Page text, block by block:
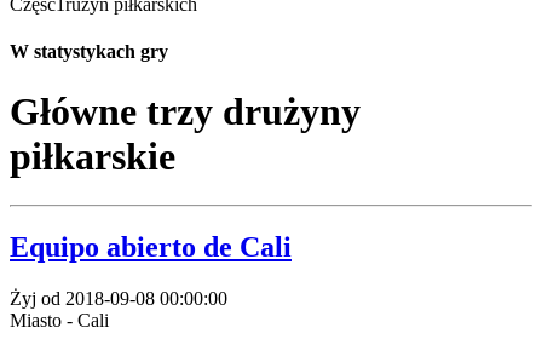
Część1rużyn piłkarskich
W statystykach gry
Główne trzy drużyny
piłkarskie
Equipo abierto de Cali
Żyj od 2018-09-08 00:00:00
Miasto - Cali